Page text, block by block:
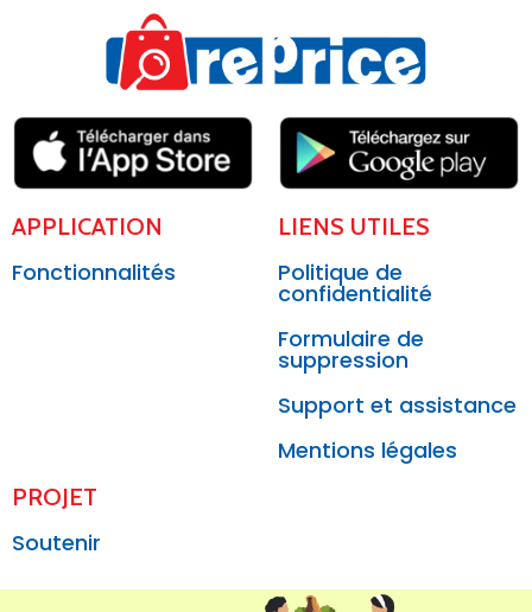
APPLICATION
Fonctionnalités
LIENS UTILES
Politique de
confidentialité
Formulaire de
suppression
Support et assistance
Mentions légales
PROJET
Soutenir